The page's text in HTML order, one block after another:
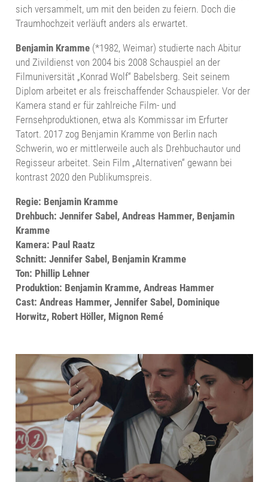
sich versammelt, um mit den beiden zu feiern. Doch die
Traumhochzeit verläuft anders als erwartet.
Benjamin Kramme(*1982, Weimar) studierte nach Abitur
und Zivildienst von 2004 bis 2008 Schauspiel an der
Filmuniversität „Konrad Wolf“ Babelsberg. Seit seinem
Diplom arbeitet er als freischaffender Schauspieler. Vor der
Kamera stand er für zahlreiche Film- und
Fernsehproduktionen, etwa als Kommissar im Erfurter
Tatort. 2017 zog Benjamin Kramme von Berlin nach
Schwerin, wo er mittlerweile auch als Drehbuchautor und
Regisseur arbeitet. Sein Film „Alternativen“ gewann bei
kontrast 2020 den Publikumspreis.
Regie: Benjamin Kramme
Drehbuch: Jennifer Sabel, Andreas Hammer, Benjamin
Kramme
Kamera: Paul Raatz
Schnitt: Jennifer Sabel, Benjamin Kramme
Ton: Phillip Lehner
Produktion: Benjamin Kramme, Andreas Hammer
Cast: Andreas Hammer, Jennifer Sabel, Dominique
Horwitz, Robert Höller, Mignon Remé